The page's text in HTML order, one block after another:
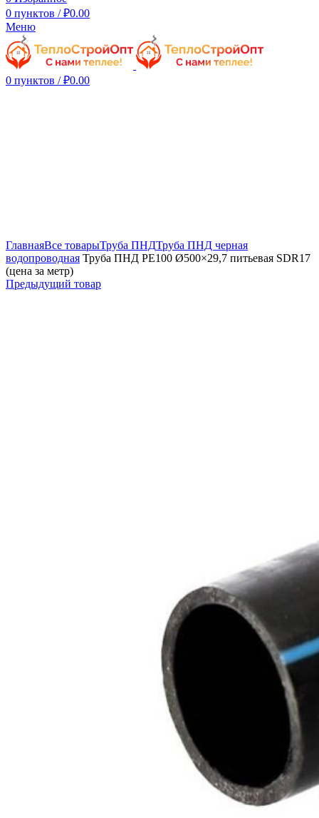
0 пунктов / ₽0.00
Меню
0 пунктов / ₽0.00
ГлавнаяВсе товарыТруба ПНДТруба ПНД черная
водопроводная Труба ПНД РЕ100 Ø500×29,7 питьевая SDR17
(цена за метр)
Предыдущий товар